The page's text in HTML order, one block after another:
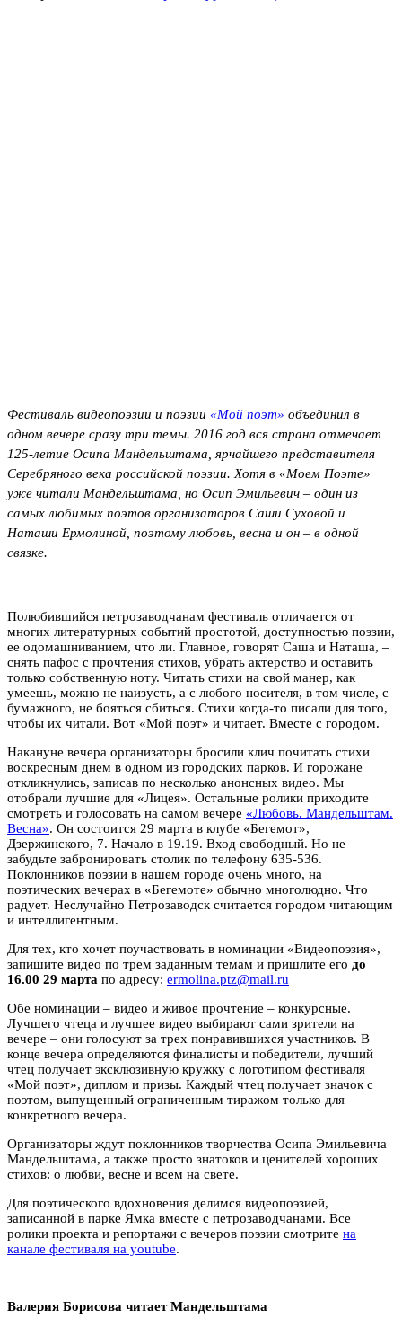
Фестиваль видеопоэзии и поэзии «Мой поэт» объединил в
одном вечере сразу три темы. 2016 год вся страна отмечает
125-летие Осипа Мандельштама, ярчайшего представителя
Серебряного века российской поэзии. Хотя в «Моем Поэте»
уже читали Мандельштама, но Осип Эмильевич – один из
самых любимых поэтов организаторов Саши Суховой и
Наташи Ермолиной, поэтому любовь, весна и он – в одной
связке.
Полюбившийся петрозаводчанам фестиваль отличается от
многих литературных событий простотой, доступностью поэзии,
ее одомашниванием, что ли. Главное, говорят Саша и Наташа, –
снять пафос с прочтения стихов, убрать актерство и оставить
только собственную ноту. Читать стихи на свой манер, как
умеешь, можно не наизусть, а с любого носителя, в том числе, с
бумажного, не бояться сбиться. Стихи когда-то писали для того,
чтобы их читали. Вот «Мой поэт» и читает. Вместе с городом.
Накануне вечера организаторы бросили клич почитать стихи
воскресным днем в одном из городских парков. И горожане
откликнулись, записав по несколько анонсных видео. Мы
отобрали лучшие для «Лицея». Остальные ролики приходите
смотреть и голосовать на самом вечере «Любовь. Мандельштам.
Весна». Он состоится 29 марта в клубе «Бегемот»,
Дзержинского, 7. Начало в 19.19. Вход свободный. Но не
забудьте забронировать столик по телефону 635-536.
Поклонников поэзии в нашем городе очень много, на
поэтических вечерах в «Бегемоте» обычно многолюдно. Что
радует. Неслучайно Петрозаводск считается городом читающим
и интеллигентным.
Для тех, кто хочет поучаствовать в номинации «Видеопоэзия»,
запишите видео по трем заданным темам и пришлите его до
16.00 29 марта по адресу: ermolina.ptz@mail.ru
Обе номинации – видео и живое прочтение – конкурсные.
Лучшего чтеца и лучшее видео выбирают сами зрители на
вечере – они голосуют за трех понравившихся участников. В
конце вечера определяются финалисты и победители, лучший
чтец получает эксклюзивную кружку с логотипом фестиваля
«Мой поэт», диплом и призы. Каждый чтец получает значок с
поэтом, выпущенный ограниченным тиражом только для
конкретного вечера.
Организаторы ждут поклонников творчества Осипа Эмильевича
Мандельштама, а также просто знатоков и ценителей хороших
стихов: о любви, весне и всем на свете.
Для поэтического вдохновения делимся видеопоэзией,
записанной в парке Ямка вместе с петрозаводчанами. Все
ролики проекта и репортажи с вечеров поэзии смотрите на
канале фестиваля на youtube.
Валерия Борисова читает Мандельштама